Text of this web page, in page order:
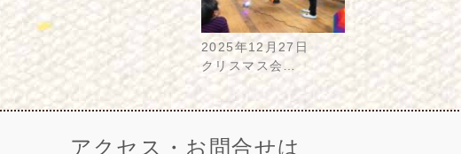
2025年12月27日
クリスマス会…
アクセス・お問合せは